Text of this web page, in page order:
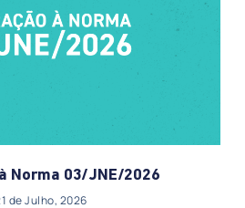
Norma 03/JNE/2026
de Julho, 2026